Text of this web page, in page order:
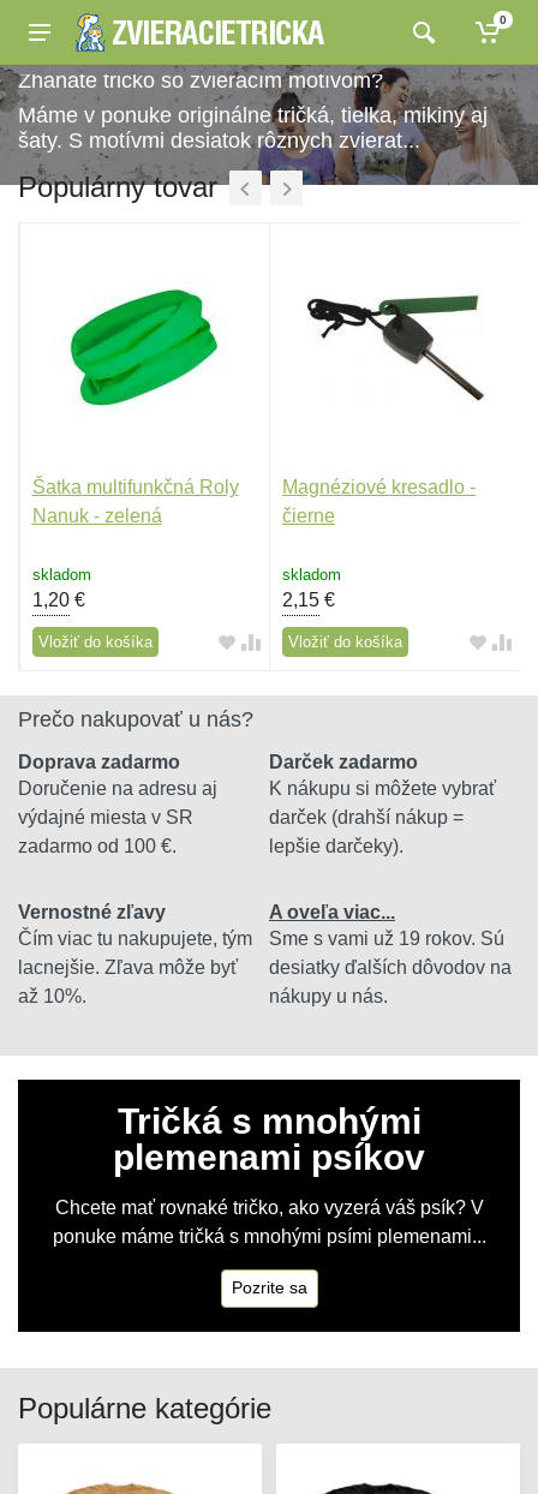
0
Zháňate tričko so zvieracím motívom?
Máme v ponuke originálne tričká, tielka, mikiny aj
šaty. S motívmi desiatok rôznych zvierat...
Populárny tovar
Šatka multifunkčná Roly
Nanuk - zelená
skladom
1,20€
Vložiť do košíka
Magnéziové kresadlo -
čierne
skladom
2,15 €
Vložiť do košíka
Prečo nakupovať u nás?
Doprava zadarmo
Doručenie na adresu aj
výdajné miesta v SR
zadarmo od 100 €.
Darček zadarmo
K nákupu si môžete vybrať
darček (drahší nákup =
lepšie darčeky).
Vernostné zľavy
Čím viac tu nakupujete, tým
lacnejšie. Zľava môže byť
až 10%.
A oveľa viac...
Sme s vami už 19 rokov. Sú
desiatky ďalších dôvodov na
nákupy u nás.
Tričká s mnohými
plemenami psíkov
Chcete mať rovnaké tričko, ako vyzerá váš psík? V
ponuke máme tričká s mnohými psími plemenami...
Pozrite sa
Populárne kategórie